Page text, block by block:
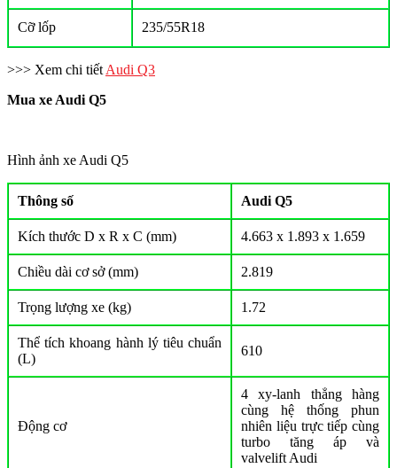
Cỡ lốp 235/55R18
>>> Xem chi tiết Audi Q3
Mua xe Audi Q5
Hình ảnh xe Audi Q5
Thông số Audi Q5
Kích thước D x R x C (mm) 4.663 x 1.893 x 1.659
Chiều dài cơ sở (mm) 2.819
Trọng lượng xe (kg) 1.72
Thể tích khoang hành lý tiêu chuẩn
(L)
610
Động cơ
4 xy-lanh thẳng hàng
cùng hệ thống phun
nhiên liệu trực tiếp cùng
turbo tăng áp và
valvelift Audi